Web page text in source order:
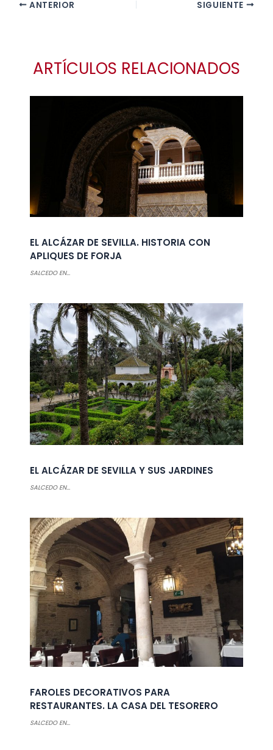
ANTERIOR SIGUIENTE
ARTÍCULOS RELACIONADOS
EL ALCÁZAR DE SEVILLA. HISTORIA CON
APLIQUES DE FORJA
SALCEDO EN...
EL ALCÁZAR DE SEVILLA Y SUS JARDINES
SALCEDO EN...
FAROLES DECORATIVOS PARA
RESTAURANTES. LA CASA DEL TESORERO
SALCEDO EN...